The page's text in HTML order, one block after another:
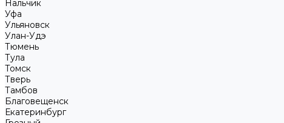
Нальчик
Уфа
Ульяновск
Улан-Удэ
Тюмень
Тула
Томск
Тверь
Тамбов
Благовещенск
Екатеринбург